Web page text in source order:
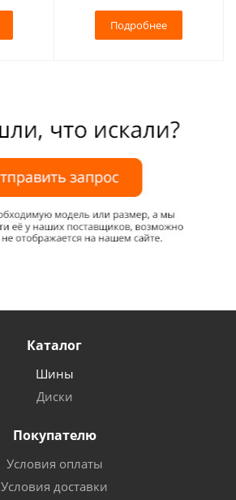
Подробнее
Каталог
Шины
Диски
Покупателю
Условия оплаты
Условия доставки